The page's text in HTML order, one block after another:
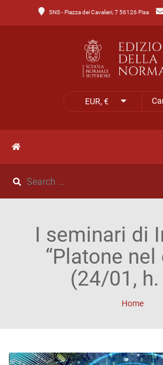
SNS - Piazza dei Cavalieri, 7 56126 Pisa
EUR, €
MenuCatalogo
Catalogo
titolo
NOVITÀ
NEWS
IL
I seminari di
“Platone nel
(24/01,
Home